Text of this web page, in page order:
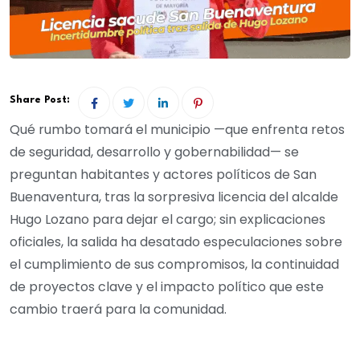
Share Post:
Qué rumbo tomará el municipio —que enfrenta retos
de seguridad, desarrollo y gobernabilidad— se
preguntan habitantes y actores políticos de San
Buenaventura, tras la sorpresiva licencia del alcalde
Hugo Lozano para dejar el cargo; sin explicaciones
oficiales, la salida ha desatado especulaciones sobre
el cumplimiento de sus compromisos, la continuidad
de proyectos clave y el impacto político que este
cambio traerá para la comunidad.